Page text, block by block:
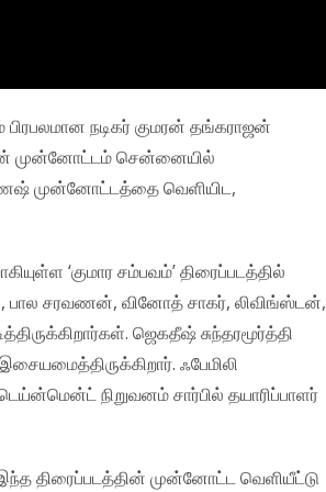
நடிகர் குமரன் தங்கராஜன்
முன்னோட்டம் சென்னையில்
முன்னோட்டத்தை வெளியிட,
‘குமார சம்பவம்’ திரைப்படத்தில்
பால சரவணன், வினோத் சாகர், லிவிங்ஸ்டன்,
ஜெகதீஷ் சுந்தரமூர்த்தி
ஃபேமிலி
நிறுவனம் சார்பில் தயாரிப்பாளர்
இந்த திரைப்படத்தின் முன்னோட்ட வெளியீட்டு